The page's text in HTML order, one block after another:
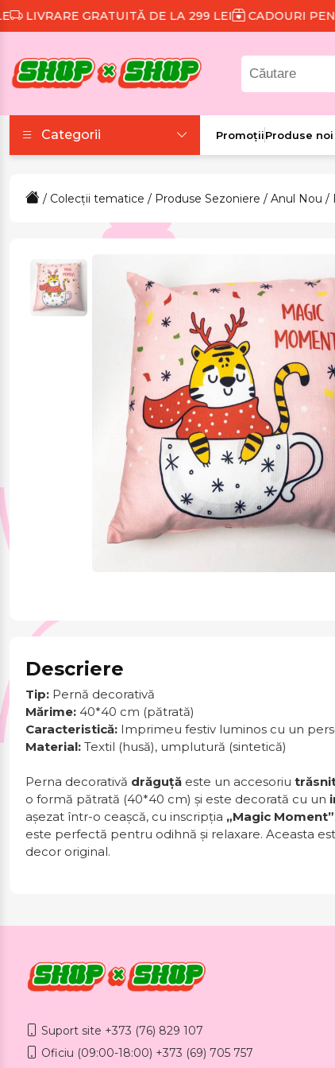
GRATUITĂ DE LA 299 LEI CADOURI PENTRU
Categorii
Colecții tematice
Frumusețe și sănătate
Îmbrăcăminte și
Pentru mâncare și
Produse pentru
PromoțiiProduse noi
/ Colecții tematice / Produse Sezoniere / Anul Nou /
Descriere
Tip: Pernă decorativă
Mărime: 40*40 cm (pătrată)
Caracteristică: Imprimeu festiv luminos cu un
Material: Textil (husă), umplutură (sintetică)
Perna decorativă drăguță este un accesoriu
o formă pătrată (40*40 cm) și este decorată cu un
așezat într-o ceașcă, cu inscripția „Magic Moment”
este perfectă pentru odihnă și relaxare. Aceasta
decor original.
Suport site +373 (76) 829 107
Oficiu (09:00-18:00) +373 (69) 705 757